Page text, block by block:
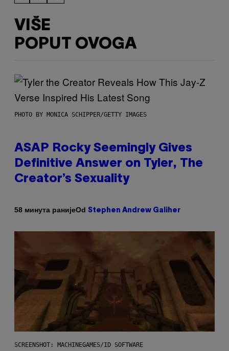
VIŠE
POPUT OVOGA
PHOTO BY MONICA SCHIPPER/GETTY IMAGES
ASAP Rocky Seemingly Gives
Definitive Answer on Tyler, The
Creator’s Sexuality
58 минута ранијеOd Stephen Andrew Galiher
SCREENSHOT: MACHINEGAMES/ID SOFTWARE